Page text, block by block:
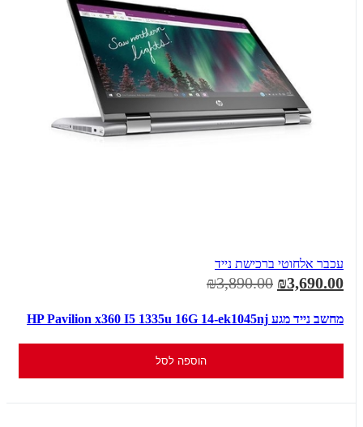
עכבר אלחוטי ברכישת נייד
₪3,690.00
₪3,890.00
מחשב נייד מגע HP Pavilion x360 I5 1335u 16G 14-ek1045nj
הוספה לסל